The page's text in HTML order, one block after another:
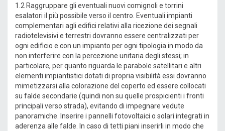
1.2 Raggruppare gli eventuali nuovi comignoli e torrini
esalatori il più possibile verso il centro. Eventuali impianti
complementari agli edifici relativi alla ricezione dei segnali
radiotelevisivi e terrestri dovranno essere centralizzati per
ogni edificio e con un impianto per ogni tipologia in modo da
non interferire con la percezione unitaria degli stessi; in
particolare, per quanto riguarda le parabole satellitari e altri
elementi impiantistici dotati di propria visibilità essi dovranno
mimetizzarsi alla colorazione del coperto ed essere collocati
su falde secondarie (quindi non su quelle prospicienti i fronti
principali verso strada), evitando di impegnare vedute
panoramiche. Inserire i pannelli fotovoltaici o solari integrati in
aderenza alle falde. In caso di tetti piani inserirli in modo che